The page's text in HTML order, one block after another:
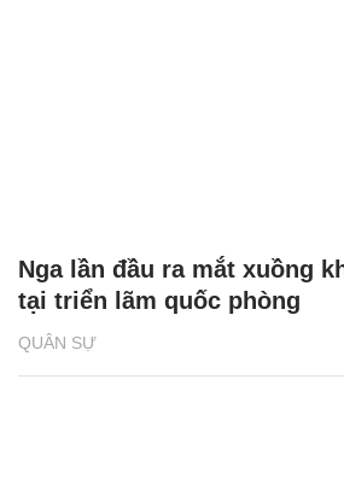
QUÂN SỰ
Nga lần đầu ra mắt xuồng
tại triển lãm quốc phòng